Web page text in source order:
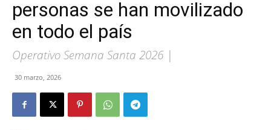
personas se han movilizado
en todo el país
Operativo Semana Santa 2026 |
30 marzo, 2026